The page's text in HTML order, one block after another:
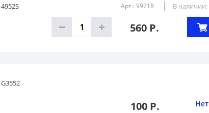
4952S Арт.: 99718 В наличии:
560 Р.
G3552
100 Р.